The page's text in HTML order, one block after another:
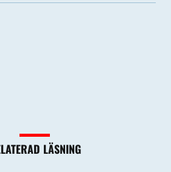
LÄSNING